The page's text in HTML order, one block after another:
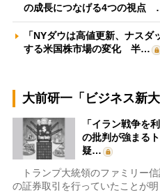
の成長につなげる4つの視点
「NYダウは高値更新、ナス
する米国株市場の変化 半…
大前研一「ビジネス新
「イラン戦争を
の批判が強まる
疑…
トランプ大統領のファミリー
の証券取引を行っていたことが